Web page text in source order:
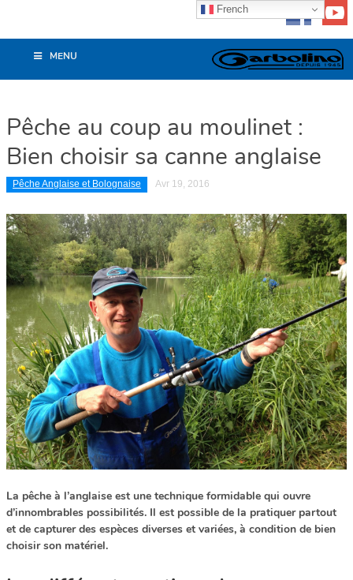
MENU
Pêche au coup au moulinet :
Bien choisir sa canne anglaise
Pêche Anglaise et Bolognaise Avr 19, 2016
La pêche à l’anglaise est une technique formidable qui ouvre
d’innombrables possibilités. Il est possible de la pratiquer partout
et de capturer des espèces diverses et variées, à condition de bien
choisir son matériel.
French